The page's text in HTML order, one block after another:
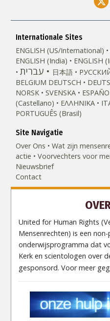
Internationale Sites
ENGLISH (US/International)
ENGLISH (India)
ENGLISH
עברית 日本語
BELGIUM DEUTSCH
NORSK
SVENSKA
(Castellano)
ΕΛΛΗΝΙΚA
PORTUGUÊS (Brasil)‎
Site Navigatie
Over Ons
Wat zijn
actie
Voorvechters voor
Nieuwsbrief
Contact
United for Human Rights
Mensenrechten) is een
onderwijsprogramma dat
Kerk en scientologen over
gesponsord. Voor meer